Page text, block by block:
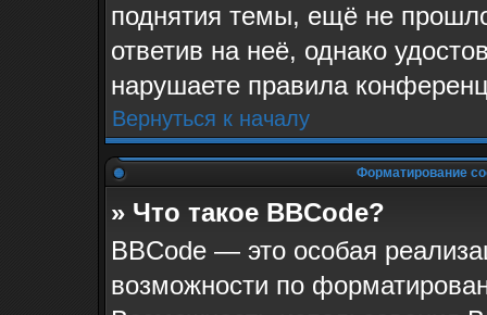
поднятия темы, ещё не
ответив на неё, однако
нарушаете правила
Вернуться к началу
Форматирование
» Что такое BBCode?
BBCode — это особая
возможности по